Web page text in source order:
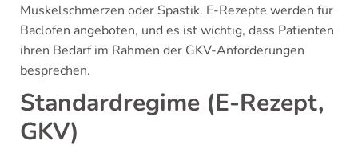
Muskelschmerzen oder Spastik. E-Rezepte werden für
Baclofen angeboten, und es ist wichtig, dass Patienten
ihren Bedarf im Rahmen der GKV-Anforderungen
besprechen.
Standardregime (E-Rezept,
GKV)